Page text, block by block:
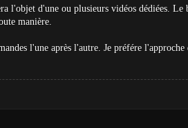
l'objet d'une ou plusieurs vidéos dédiées.
manière.
l'une après l'autre. Je préfére